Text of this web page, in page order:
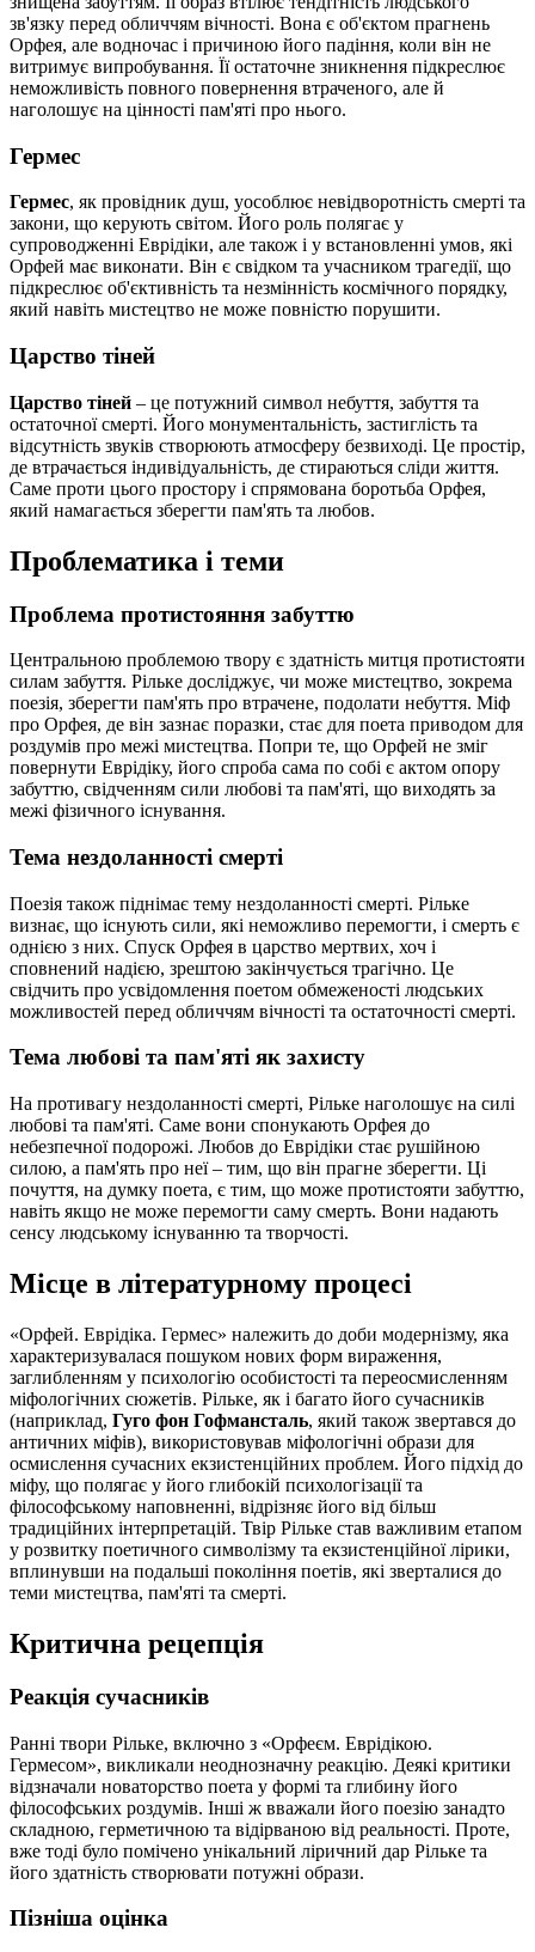
зв'язку перед обличчям вічності. Вона є об'єктом прагнень
Орфея, але водночас і причиною його падіння, коли він не
витримує випробування. Її остаточне зникнення підкреслює
неможливість повного повернення втраченого, але й
наголошує на цінності пам'яті про нього.
Гермес
Гермес, як провідник душ, уособлює невідворотність смерті та
закони, що керують світом. Його роль полягає у
супроводженні Еврідіки, але також і у встановленні умов, які
Орфей має виконати. Він є свідком та учасником трагедії, що
підкреслює об'єктивність та незмінність космічного порядку,
який навіть мистецтво не може повністю порушити.
Царство тіней
Царство тіней – це потужний символ небуття, забуття та
остаточної смерті. Його монументальність, застиглість та
відсутність звуків створюють атмосферу безвиході. Це простір,
де втрачається індивідуальність, де стираються сліди життя.
Саме проти цього простору і спрямована боротьба Орфея,
який намагається зберегти пам'ять та любов.
Проблематика і теми
Проблема протистояння забуттю
Центральною проблемою твору є здатність митця протистояти
силам забуття. Рільке досліджує, чи може мистецтво, зокрема
поезія, зберегти пам'ять про втрачене, подолати небуття. Міф
про Орфея, де він зазнає поразки, стає для поета приводом для
роздумів про межі мистецтва. Попри те, що Орфей не зміг
повернути Еврідіку, його спроба сама по собі є актом опору
забуттю, свідченням сили любові та пам'яті, що виходять за
межі фізичного існування.
Тема нездоланності смерті
Поезія також піднімає тему нездоланності смерті. Рільке
визнає, що існують сили, які неможливо перемогти, і смерть є
однією з них. Спуск Орфея в царство мертвих, хоч і
сповнений надією, зрештою закінчується трагічно. Це
свідчить про усвідомлення поетом обмеженості людських
можливостей перед обличчям вічності та остаточності смерті.
Тема любові та пам'яті як захисту
На противагу нездоланності смерті, Рільке наголошує на силі
любові та пам'яті. Саме вони спонукають Орфея до
небезпечної подорожі. Любов до Еврідіки стає рушійною
силою, а пам'ять про неї – тим, що він прагне зберегти. Ці
почуття, на думку поета, є тим, що може протистояти забуттю,
навіть якщо не може перемогти саму смерть. Вони надають
сенсу людському існуванню та творчості.
Місце в літературному процесі
«Орфей. Еврідіка. Гермес» належить до доби модернізму, яка
характеризувалася пошуком нових форм вираження,
заглибленням у психологію особистості та переосмисленням
міфологічних сюжетів. Рільке, як і багато його сучасників
(наприклад, Гуго фон Гофмансталь, який також звертався до
античних міфів), використовував міфологічні образи для
осмислення сучасних екзистенційних проблем. Його підхід до
міфу, що полягає у його глибокій психологізації та
філософському наповненні, відрізняє його від більш
традиційних інтерпретацій. Твір Рільке став важливим етапом
у розвитку поетичного символізму та екзистенційної лірики,
вплинувши на подальші покоління поетів, які зверталися до
теми мистецтва, пам'яті та смерті.
Критична рецепція
Реакція сучасників
Ранні твори Рільке, включно з «Орфеєм. Еврідікою.
Гермесом», викликали неоднозначну реакцію. Деякі критики
відзначали новаторство поета у формі та глибину його
філософських роздумів. Інші ж вважали його поезію занадто
складною, герметичною та відірваною від реальності. Проте,
вже тоді було помічено унікальний ліричний дар Рільке та
його здатність створювати потужні образи.
Пізніша оцінка